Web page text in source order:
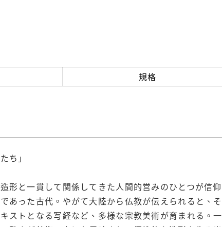
規格
ち」
形と一貫して関係してきた人間的営みのひとつが信仰
あった古代。やがて大陸から仏教が伝えられると、
ストとなる写経など、多様な宗教美術が育まれる。